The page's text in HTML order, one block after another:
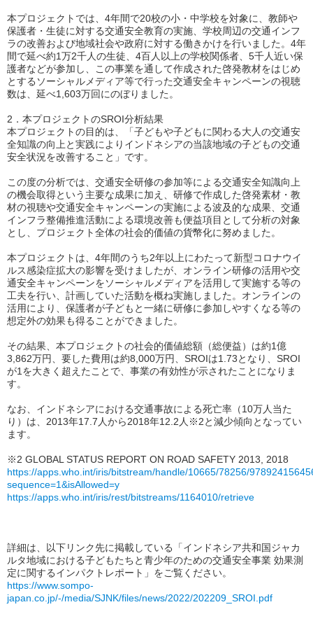
本プロジェクトでは、4年間で20校の小・中学校を対象に、教師や
保護者・生徒に対する交通安全教育の実施、学校周辺の交通インフ
ラの改善および地域社会や政府に対する働きかけを行いました。4年
間で延べ約1万2千人の生徒、4百人以上の学校関係者、5千人近い保
護者などが参加し、この事業を通して作成された啓発教材をはじめ
とするソーシャルメディア等で行った交通安全キャンペーンの視聴
数は、延べ1,603万回にのぼりました。
2．本プロジェクトのSROI分析結果
本プロジェクトの目的は、「子どもや子どもに関わる大人の交通安
全知識の向上と実践によりインドネシアの当該地域の子どもの交通
安全状況を改善すること」です。
この度の分析では、交通安全研修の参加等による交通安全知識向上
の機会取得という主要な成果に加え、研修で作成した啓発素材・教
材の視聴や交通安全キャンペーンの実施による波及的な成果、交通
インフラ整備推進活動による環境改善も便益項目として分析の対象
とし、プロジェクト全体の社会的価値の貨幣化に努めました。
本プロジェクトは、4年間のうち2年以上にわたって新型コロナウイ
ルス感染症拡大の影響を受けましたが、オンライン研修の活用や交
通安全キャンペーンをソーシャルメディアを活用して実施する等の
工夫を行い、計画していた活動を概ね実施しました。オンラインの
活用により、保護者が子どもと一緒に研修に参加しやすくなる等の
想定外の効果も得ることができました。
その結果、本プロジェクトの社会的価値総額（総便益）は約1億
3,862万円、要した費用は約8,000万円、SROIは1.73となり、SROI
が1を大きく超えたことで、事業の有効性が示されたことになりま
す。
なお、インドネシアにおける交通事故による死亡率（10万人当た
り）は、2013年17.7人から2018年12.2人※2と減少傾向となってい
ます。
※2 GLOBAL STATUS REPORT ON ROAD SAFETY 2013, 2018
https://apps.who.int/iris/bitstream/handle/10665/78256/
sequence=1&isAllowed=y
https://apps.who.int/iris/rest/bitstreams/1164010/retrieve
詳細は、以下リンク先に掲載している「インドネシア共和国ジャカ
ルタ地域における子どもたちと青少年のための交通安全事業 効果測
定に関するインパクトレポート」をご覧ください。
https://www.sompo-
japan.co.jp/-/media/SJNK/files/news/2022/202209_SROI.pdf